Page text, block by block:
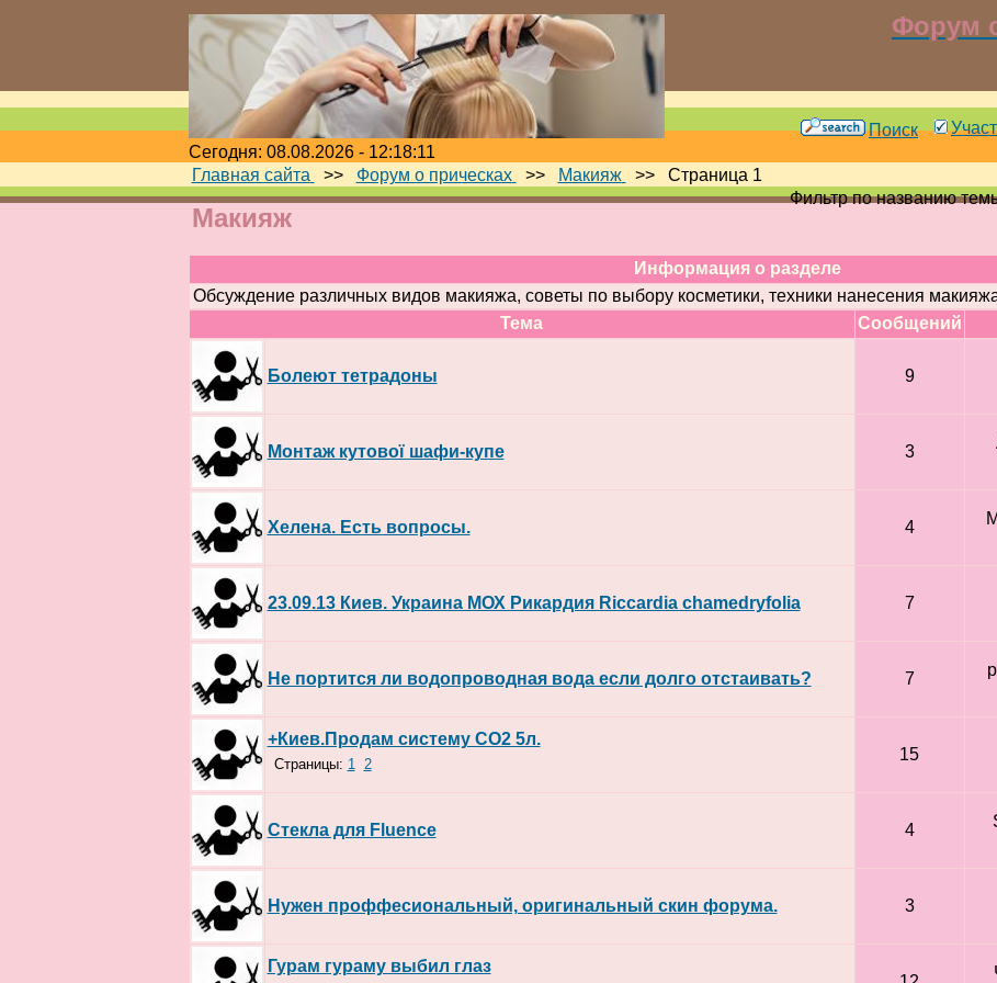
Форум
Поиск
Сегодня: 08.08.2026 - 12:18:11
Главная сайта
>> Форум о прическах >> Макияж >> Страница 1
Макияж
Фильтр по названию
Информация о разделе
Обсуждение различных видов макияжа, советы по выбору косметики, техники нанесения
Тема
Cообщений
Болеют тетрадоны 9
Монтаж кутової шафи-купе 3
Хелена. Есть вопросы. 4
23.09.13 Киев. Украина МОХ Рикардия Riccardia chamedryfolia 7
Не портится ли водопроводная вода если долго отстаивать? 7
+Киев.Продам систему CO2 5л.
Страницы: 1 2
15
Стекла для Fluence 4
Нужен проффесиональный, оригинальный скин форума. 3
Гурам гураму выбил глаз